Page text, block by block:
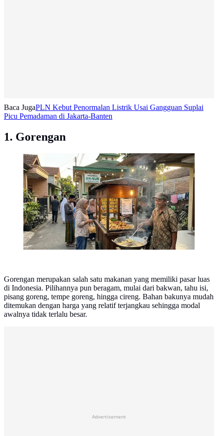
Baca JugaPLN Kebut Penormalan Listrik Usai Gangguan Suplai
Picu Pemadaman di Jakarta-Banten
1. Gorengan
Ilustrasi Jualan Gorengan dan Camilan Hangat (AI
Generated)
Gorengan merupakan salah satu makanan yang memiliki pasar luas
di Indonesia. Pilihannya pun beragam, mulai dari bakwan, tahu isi,
pisang goreng, tempe goreng, hingga cireng. Bahan bakunya mudah
ditemukan dengan harga yang relatif terjangkau sehingga modal
awalnya tidak terlalu besar.
Advertisement